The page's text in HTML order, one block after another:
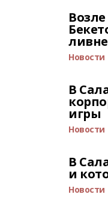
Новости
В
игры
Новости
В
и
Новости